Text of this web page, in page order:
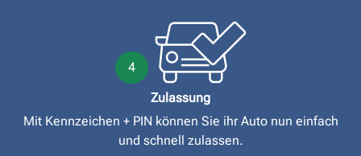
4
Zulassung
Mit Kennzeichen + PIN können Sie ihr Auto nun einfach
und schnell zulassen.